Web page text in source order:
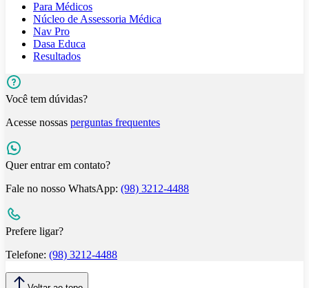
Para Médicos
Núcleo de Assessoria Médica
Nav Pro
Dasa Educa
Resultados
Você tem dúvidas?
Acesse nossas perguntas frequentes
Quer entrar em contato?
Fale no nosso WhatsApp: (98) 3212-4488
Prefere ligar?
Telefone: (98) 3212-4488